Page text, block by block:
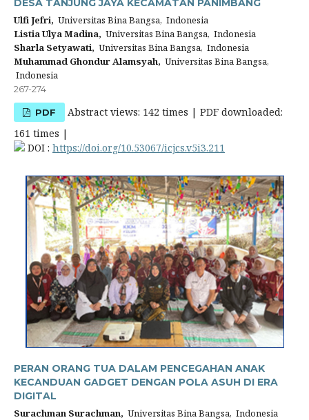
DESA TANJUNG JAYA KECAMATAN PANIMBANG
Ulfi Jefri, Universitas Bina Bangsa, Indonesia
Listia Ulya Madina, Universitas Bina Bangsa, Indonesia
Sharla Setyawati, Universitas Bina Bangsa, Indonesia
Muhammad Ghondur Alamsyah, Universitas Bina Bangsa,
Indonesia
267-274
PDF
Abstract views: 142 times | PDF downloaded:
161 times |
DOI : https://doi.org/10.53067/icjcs.v5i3.211
PERAN ORANG TUA DALAM PENCEGAHAN ANAK
KECANDUAN GADGET DENGAN POLA ASUH DI ERA
DIGITAL
Surachman Surachman, Universitas Bina Bangsa, Indonesia